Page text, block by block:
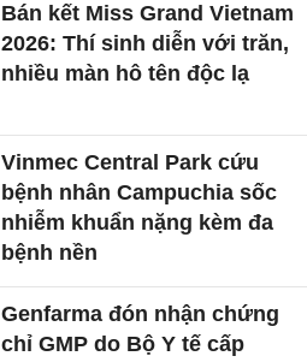
Bán kết Miss Grand Vietnam
2026: Thí sinh diễn với trăn,
nhiều màn hô tên độc lạ
Vinmec Central Park cứu
bệnh nhân Campuchia sốc
nhiễm khuẩn nặng kèm đa
bệnh nền
Genfarma đón nhận chứng
chỉ GMP do Bộ Y tế cấp